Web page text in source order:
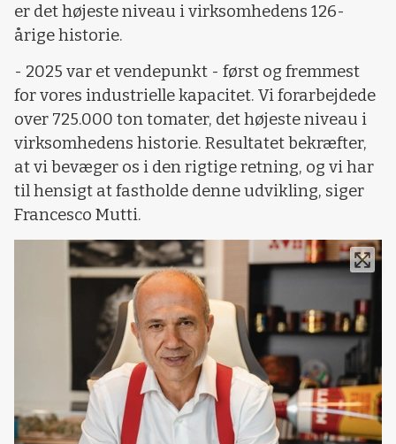
er det højeste niveau i virksomhedens 126-
årige historie.
- 2025 var et vendepunkt - først og fremmest
for vores industrielle kapacitet. Vi forarbejdede
over 725.000 ton tomater, det højeste niveau i
virksomhedens historie. Resultatet bekræfter,
at vi bevæger os i den rigtige retning, og vi har
til hensigt at fastholde denne udvikling, siger
Francesco Mutti.